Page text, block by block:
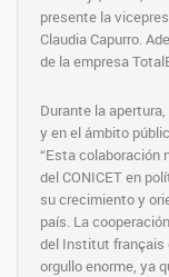
presente la
Claudia Capurro.
de la empresa
Durante la
y en el ámbito
“Esta colaboración
del CONICET en
su crecimiento y
país. La
del Institut français
orgullo enorme, ya